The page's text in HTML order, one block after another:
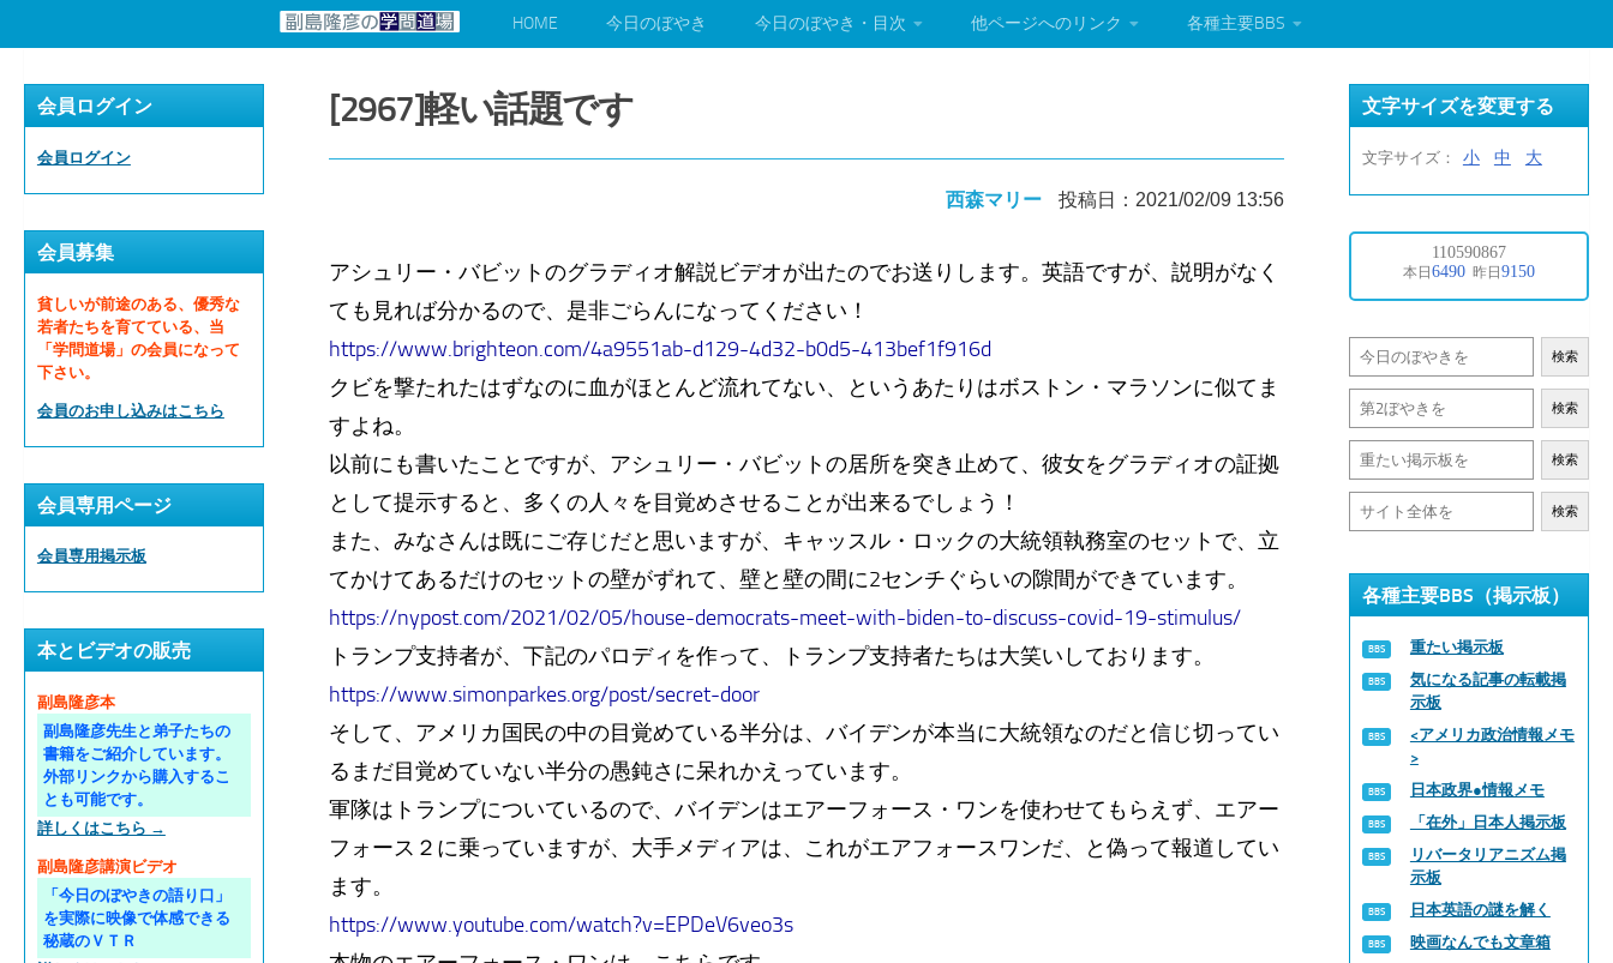
HOME 今日のぼやき 今日のぼやき・目次 他ページへのリンク 各種主要BBS
[2967]軽い話題です
西森マリー 投稿日：2021/02/09 13:56
アシュリー・バビットのグラディオ解説ビデオが出たのでお送りします。英語ですが、説明がなく
ても見れば分かるので、是非ごらんになってください！
https://www.brighteon.com/4a9551ab-d129-4d32-b0d5-413bef1f916d
クビを撃たれたはずなのに血がほとんど流れてない、というあたりはボストン・マラソンに似てま
すよね。
以前にも書いたことですが、アシュリー・バビットの居所を突き止めて、彼女をグラディオの証拠
として提示すると、多くの人々を目覚めさせることが出来るでしょう！
また、みなさんは既にご存じだと思いますが、キャッスル・ロックの大統領執務室のセットで、立
てかけてあるだけのセットの壁がずれて、壁と壁の間に2センチぐらいの隙間ができています。
https://nypost.com/2021/02/05/house-democrats-meet-with-biden-to-discuss-covid-19-stimulus/
トランプ支持者が、下記のパロディを作って、トランプ支持者たちは大笑いしております。
https://www.simonparkes.org/post/secret-door
そして、アメリカ国民の中の目覚めている半分は、バイデンが本当に大統領なのだと信じ切ってい
るまだ目覚めていない半分の愚鈍さに呆れかえっています。
軍隊はトランプについているので、バイデンはエアーフォース・ワンを使わせてもらえず、エアー
フォース２に乗っていますが、大手メディアは、これがエアフォースワンだ、と偽って報道してい
ます。
https://www.youtube.com/watch?v=EPDeV6veo3s
会員ログイン
会員ログイン
会員募集
貧しいが前途のある、優秀な
若者たちを育てている、当
「学問道場」の会員になって
下さい。
会員のお申し込みはこちら
会員専用ページ
会員専用掲示板
本とビデオの販売
副島隆彦本
副島隆彦先生と弟子たちの
書籍をご紹介しています。
外部リンクから購入するこ
とも可能です。
詳しくはこちら →
副島隆彦講演ビデオ
「今日のぼやきの語り口」
を実際に映像で体感できる
秘蔵のＶＴＲ
文字サイズを変更する
文字サイズ： 小 中 大
検索
検索
検索
検索
各種主要BBS（掲示板）
重たい掲示板
気になる記事の転載掲
示板
<アメリカ政治情報メモ
>
日本政界●情報メモ
「在外」日本人掲示板
リバータリアニズム掲
示板
日本英語の謎を解く
映画なんでも文章箱